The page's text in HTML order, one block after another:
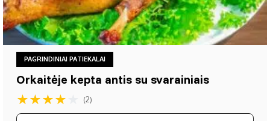
PAGRINDINIAI PATIEKALAI
Orkaitėje kepta antis su svarainiais
★★★★ (2)